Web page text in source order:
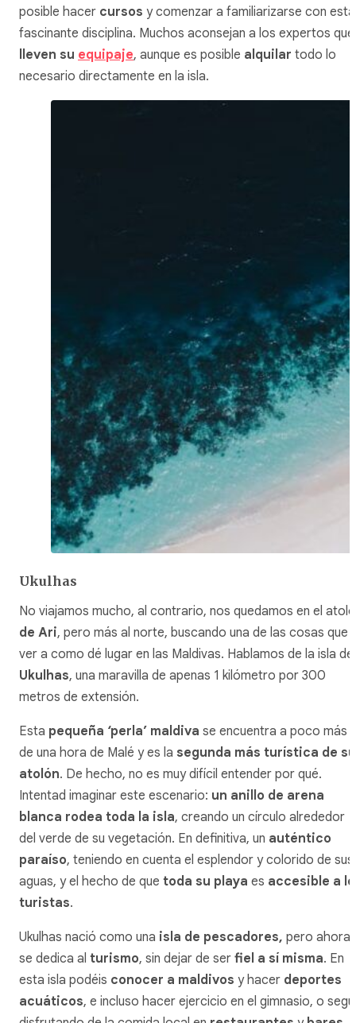
posible hacer cursos y comenzar a familiarizarse con esta
fascinante disciplina. Muchos aconsejan a los expertos que
lleven su equipaje, aunque es posible alquilar todo lo
necesario directamente en la isla.
Ukulhas
No viajamos mucho, al contrario, nos quedamos en el
de Ari, pero más al norte, buscando una de las cosas que
ver a como dé lugar en las Maldivas. Hablamos de la isla de
Ukulhas, una maravilla de apenas 1 kilómetro por 300
metros de extensión.
Esta pequeña ‘perla’ maldiva se encuentra a poco más
de una hora de Malé y es la segunda más turística de su
atolón. De hecho, no es muy difícil entender por qué.
Intentad imaginar este escenario: un anillo de arena
blanca rodea toda la isla, creando un círculo alrededor
del verde de su vegetación. En definitiva, un auténtico
paraíso, teniendo en cuenta el esplendor y colorido de sus
aguas, y el hecho de que toda su playa es accesible a
turistas.
Ukulhas nació como una isla de pescadores, pero ahora
se dedica al turismo, sin dejar de ser fiel a sí misma. En
esta isla podéis conocer a maldivos y hacer deportes
acuáticos, e incluso hacer ejercicio en el gimnasio, o